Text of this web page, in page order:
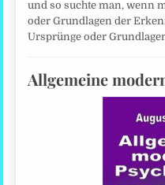
und so suchte man, wenn
oder Grundlagen der
Ursprünge oder
Allgemeine